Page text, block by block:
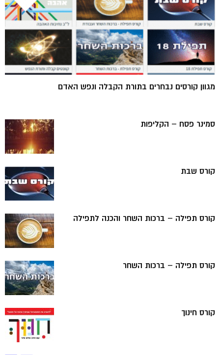
מגוון קורסים נבחרים בתורת הקבלה ונפש האדם
סמינר פסח – הקליפות
קורס שבת
קורס תפילה – ברכות השחר והכנה לתפילה
קורס תפילה – ברכות השחר
קורס חינוך